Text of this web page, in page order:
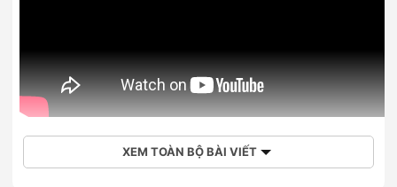
Mua điện thoại Realme 10 4G 8GB/256GB chính hãng giá rẻ
XEM TOÀN BỘ BÀI VIẾT